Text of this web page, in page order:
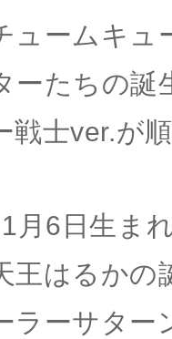
ュームキ
ーたちの誕
戦士ver.が
月6日生ま
王はるかの
ラーサター